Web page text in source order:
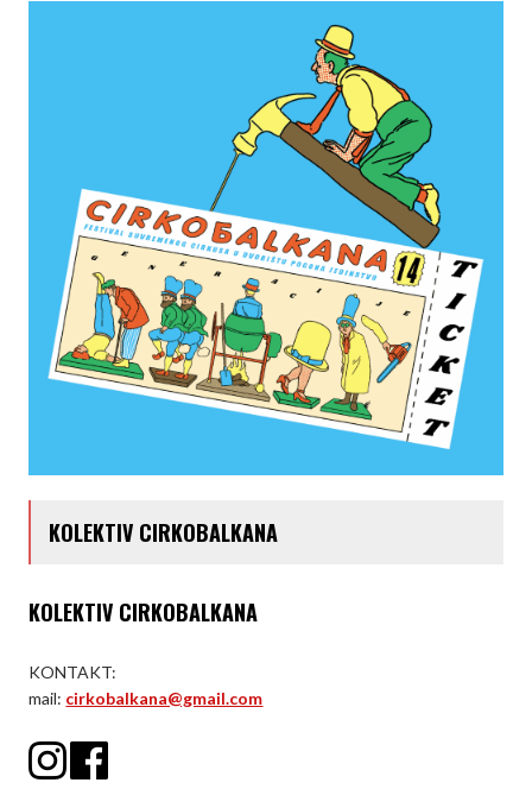
KOLEKTIV CIRKOBALKANA
KOLEKTIV CIRKOBALKANA
KONTAKT:
mail: cirkobalkana@gmail.com